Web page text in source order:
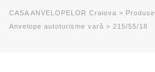
CASA ANVELOPELOR Craiova > Produse
Anvelope autoturisme vară > 215/55/18